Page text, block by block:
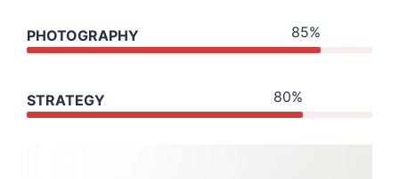
PHOTOGRAPHY 85%
STRATEGY 80%